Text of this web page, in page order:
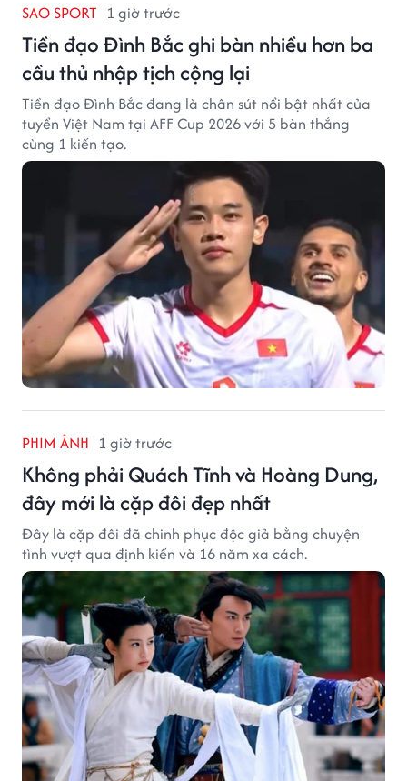
SAO SPORT 1 giờ trước
Tiền đạo Đình Bắc ghi bàn nhiều hơn ba
cầu thủ nhập tịch cộng lại
Tiền đạo Đình Bắc đang là chân sút nổi bật nhất của
tuyển Việt Nam tại AFF Cup 2026 với 5 bàn thắng
cùng 1 kiến tạo.
PHIM ẢNH 1 giờ trước
Không phải Quách Tĩnh và Hoàng Dung,
đây mới là cặp đôi đẹp nhất
Đây là cặp đôi đã chinh phục độc giả bằng chuyện
tình vượt qua định kiến và 16 năm xa cách.